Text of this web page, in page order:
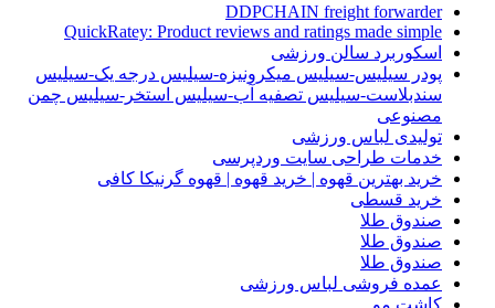
DDPCHAIN freight forwarder
QuickRatey: Product reviews and ratings made simple
اسکوربرد سالن ورزشی
پودر سیلیس-سیلیس میکرونیزه-سیلیس درجه یک-سیلیس
سندبلاست-سیلیس تصفیه آب-سیلیس استخر-سیلیس چمن
مصنوعی
تولیدی لباس ورزشی
خدمات طراحی سایت وردپرسی
خرید بهترین قهوه | خرید قهوه | قهوه گرنیکا کافی
خرید قسطی
صندوق طلا
صندوق طلا
صندوق طلا
عمده فروشی لباس ورزشی
کاشت مو